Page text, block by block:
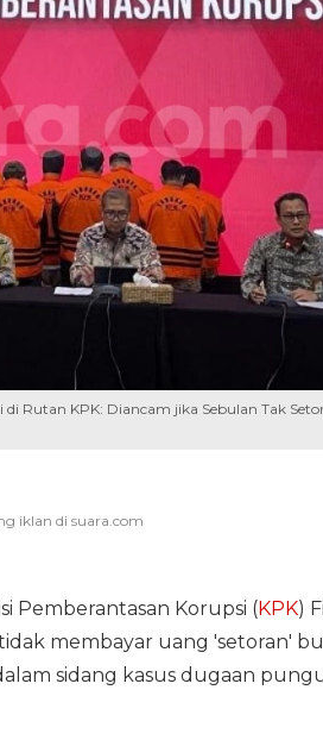
Rutan KPK: Diancam jika Sebulan Tak
Pemberantasan Korupsi (KPK)
membayar uang 'setoran'
sidang kasus dugaan